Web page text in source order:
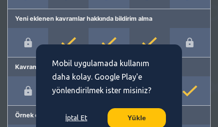
Yeni eklenen kavramlar hakkında bildirim alma
Kavram önerme
Örnek cümleler
Mobil uygulamada kullanım
daha kolay. Google Play'e
yönlendirilmek ister misiniz?
İptal Et Yükle